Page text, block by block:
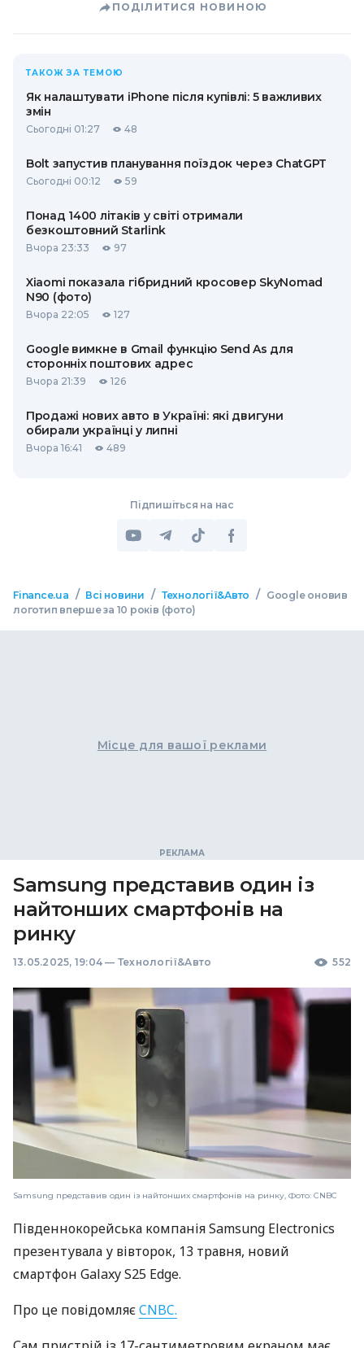
ПОДІЛИТИСЯ НОВИНОЮ
ТАКОЖ ЗА ТЕМОЮ
Як налаштувати iPhone після купівлі: 5 важливих
змін
Сьогодні 01:27 48
Bolt запустив планування поїздок через ChatGPT
Сьогодні 00:12 59
Понад 1400 літаків у світі отримали
безкоштовний Starlink
Вчора 23:33 97
Xiaomi показала гібридний кросовер SkyNomad
N90 (фото)
Вчора 22:05 127
Google вимкне в Gmail функцію Send As для
сторонніх поштових адрес
Вчора 21:39 126
Продажі нових авто в Україні: які двигуни
обирали українці у липні
Вчора 16:41 489
Підпишіться на нас
Finance.ua / Всі новини / Технології&Авто /
Google оновив
логотип вперше за 10 років (фото)
Місце для вашої реклами
Samsung представив один із
найтонших смартфонів на
ринку
13.05.2025, 19:04 — Технології&Авто 552
Samsung представив один із найтонших смартфонів на ринку, Фото: CNBC
Південнокорейська компанія Samsung Electronics
презентувала у вівторок, 13 травня, новий
смартфон Galaxy S25 Edge.
Про це повідомляєCNBC.